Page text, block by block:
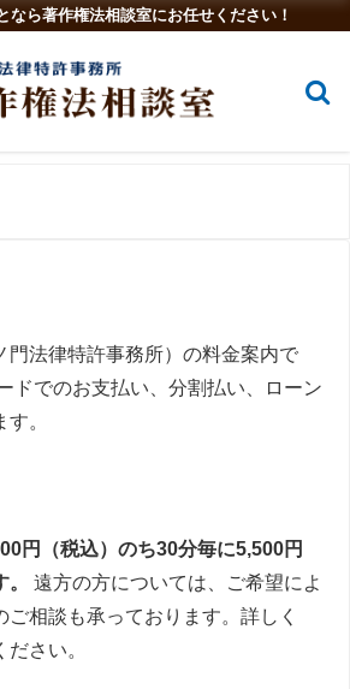
なら著作権法相談室にお任せください！
門法律特許事務所）の料金案内で
ドでのお支払い、分割払い、ローン
。
円（税込）のち30分毎に5,500円
遠方の方については、ご希望によ
ご相談も承っております。詳しく
さい。